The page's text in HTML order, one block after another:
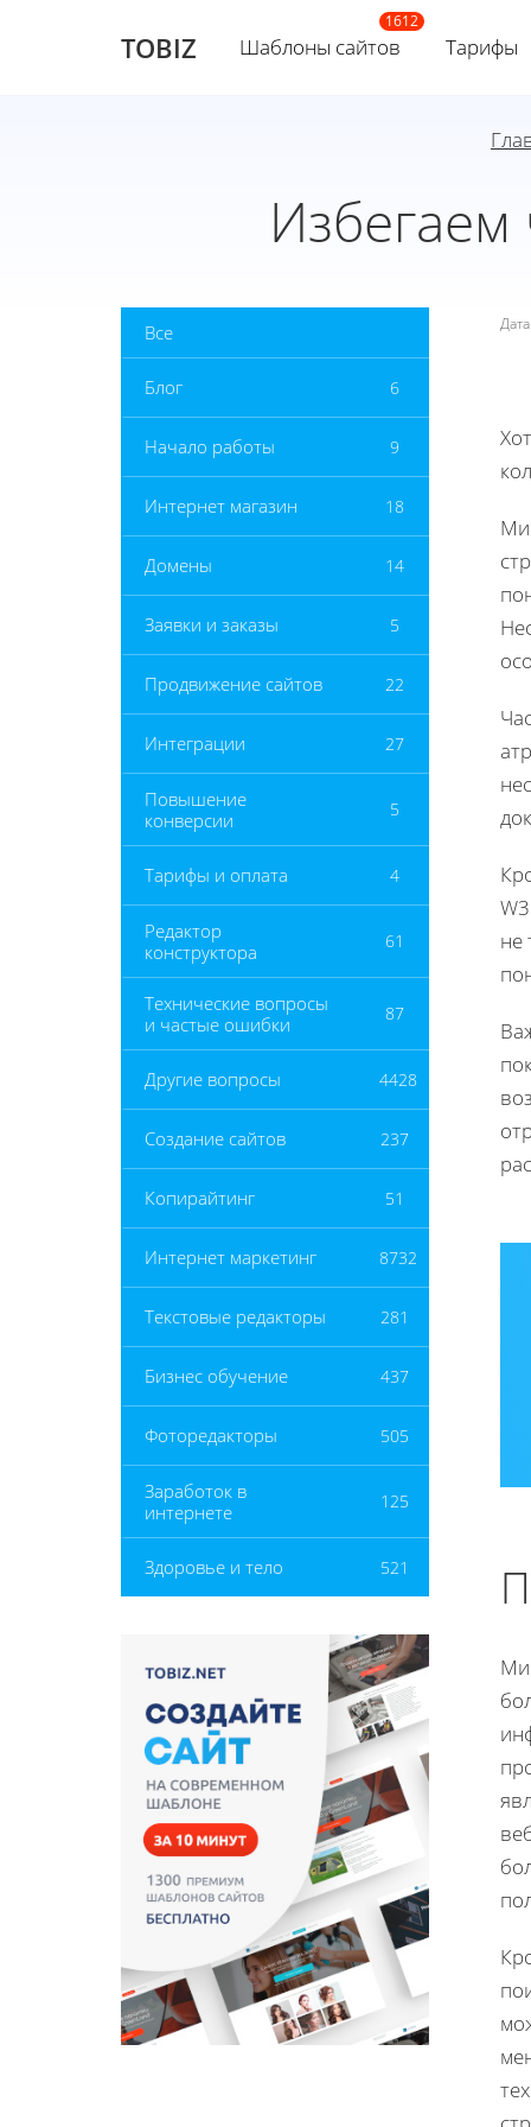
TOBIZ Шаблоны сайтов Тарифы
Все
Блог 6
Начало работы 9
Интернет магазин 18
Домены 14
Заявки и заказы 5
Продвижение сайтов 22
Интеграции 27
Повышение
конверсии
5
Тарифы и оплата 4
Редактор
конструктора
61
Технические вопросы
и частые ошибки
87
Другие вопросы 4428
Создание сайтов 237
Копирайтинг 51
Интернет маркетинг 8732
Текстовые редакторы 281
Бизнес обучение 437
Фоторедакторы 505
Заработок в
интернете
125
Здоровье и тело 521
не